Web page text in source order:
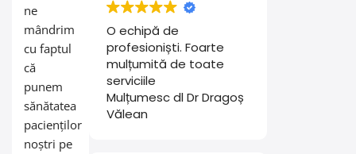
ne
mândrim
cu faptul
că
punem
sănătatea
pacienților
noștri pe
O echipă de
profesioniști. Foarte
mulțumită de toate
serviciile
Mulțumesc dl Dr Dragoș
Vălean